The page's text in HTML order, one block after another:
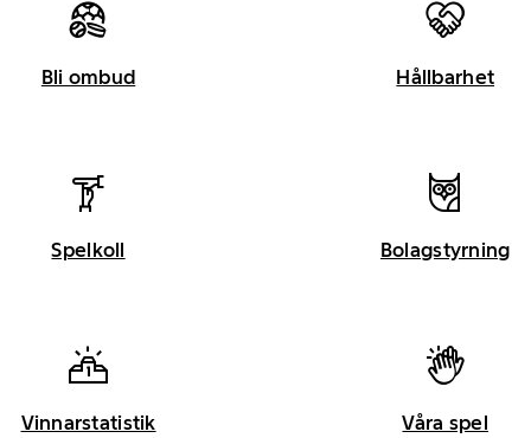
Bli ombud Hållbarhet
Spelkoll Bolagstyrning
Vinnarstatistik Våra spel